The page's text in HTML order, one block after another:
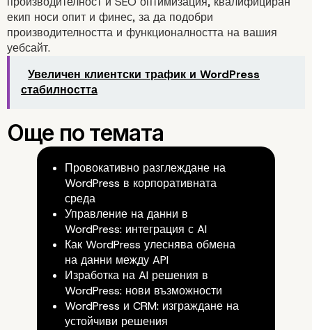
Интегриране на
функции
екип носи опит и финес, за да подобри
производителността и функционалността на вашия
уебсайт.
Увеличен клиентски трафик и WordPress
стабилността
Провокативно разглеждане на
WordPress в корпоративната
среда
Управление на данни в
WordPress: интеграция с AI
Как WordPress улеснява обмена
на данни между API
Изработка на AI решения в
WordPress: нови възможности
WordPress и CRM: изграждане на
устойчиви решения